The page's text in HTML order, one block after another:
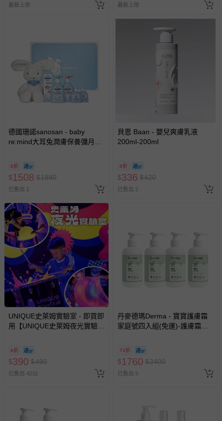
部分商品依據消費者保護法的規定，不適用七天鑑賞期/猶
易於腐敗、保存期限較短或解約時即將逾期（例如生鮮
客製化商品（例如客製生日書、姓名貼等）。
報紙、期刊或雜誌（惟書籍如經拆封、使用，則酌收整
新費用）。
經消費者拆封之影音商品或電腦軟體（例如 DVD、CD
等）。
上服務，經消費者事先同意始提供（例如線上課程、遊
戲或活動點數等）。
-個人衛生用品（例如尿布、貼身衣物、泳裝、襪子、地
墊、寢具類等）。
-新生兒親膚衣物（嬰幼兒包巾與背巾、包屁衣、學習
-接觸性孕哺產品（奶嘴、奶瓶、擠乳器、哺乳衣、托腹
帶束縛衣、餐搖椅等）。
-其他原廠盒裝商品封口處已貼上「不可拆封」，或具警
示字句等說明貼紙、封條者。
國際航空、客運、訂房等服務。
相關的退換貨辦理流程，可詳見： 退換貨 & 退款問題
其他常見問題：
運送服務：目前提供的運送僅限台灣本島。如您位於離島地
亦保留出貨與否的權利。離島、偏遠地區、樓層親送等加價
費用，可能會另需加收。
商品實際的配達日期，可於訂單個人資料內的查詢訂單內，
情形，您可申請更換新品或退貨，請見：
最新上架 最新上架
德國珊諾sanosan - baby
re:mind大耳兔潤膚保養彌月禮
8折
$1508 $1880
已售出 1
貝恩 Baan - 嬰兒爽膚乳液
200ml-200ml
8折
$336 $420
已售出 2
UNIQUE史萊姆實驗室 - 即買即
用【UNIQUE史萊姆夜光實驗室
人小孩均一價(3歲以上需購票))
8折
$390 $490
已售出 4231
丹麥德瑪Derma - 寶寶護膚霜
家庭號四入組(免運)-護膚霜
73折
$1760 $2400
已售出 5